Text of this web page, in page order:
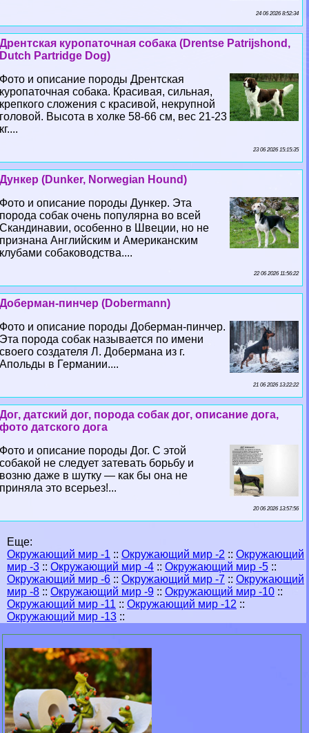
24 06 2026 8:52:34
Дрентская куропаточная собака (Drentse Patrijshond,
Dutch Partridge Dog)
Фото и описание породы Дрентская
куропаточная собака. Красивая, сильная,
крепкого сложения с красивой, некрупной
головой. Высота в холке 58-66 см, вес 21-23
кг....
23 06 2026 15:15:35
Дункер (Dunker, Norwegian Hound)
Фото и описание породы Дункер. Эта
порода собак очень популярна во всей
Скандинавии, особенно в Швеции, но не
признана Английским и Американским
клубами собаководства....
22 06 2026 11:56:22
Доберман-пинчер (Dobermann)
Фото и описание породы Доберман-пинчер.
Эта порода собак называется по имени
своего создателя Л. Добермана из г.
Апольды в Германии....
21 06 2026 13:22:22
Дог, датский дог, порода собак дог, описание дога,
фото датского дога
Фото и описание породы Дог. С этой
собакой не следует затевать борьбу и
возню даже в шутку — как бы она не
приняла это всерьез!...
20 06 2026 13:57:56
Еще:
Окружающий мир -1 :: Окружающий мир -2 :: Окружающий
мир -3 :: Окружающий мир -4 :: Окружающий мир -5 ::
Окружающий мир -6 :: Окружающий мир -7 :: Окружающий
мир -8 :: Окружающий мир -9 :: Окружающий мир -10 ::
Окружающий мир -11 :: Окружающий мир -12 ::
Окружающий мир -13 ::